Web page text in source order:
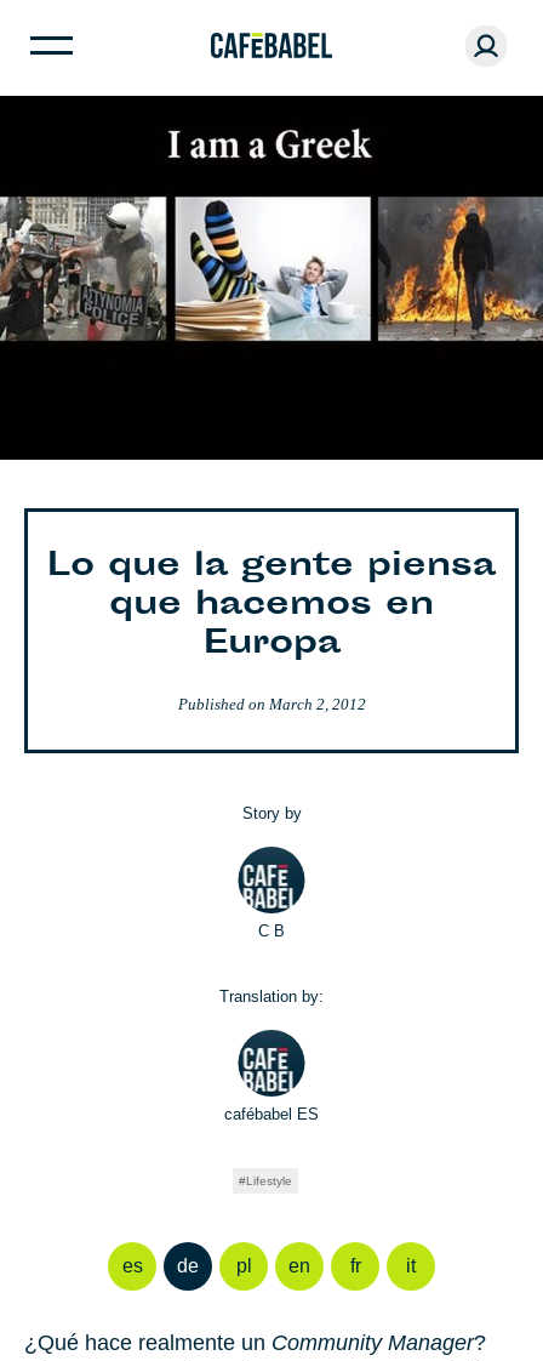
Lo que la gente piensa
que hacemos en
Europa
Published on March 2, 2012
Story by
C B
Translation by:
cafébabel ES
Lifestyle
es de pl en fr it
¿Qué hace realmente un Community Manager?